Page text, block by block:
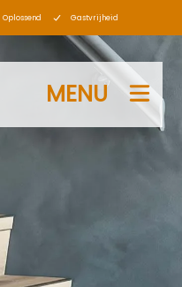
Oplossend Gastvrijheid
MENU